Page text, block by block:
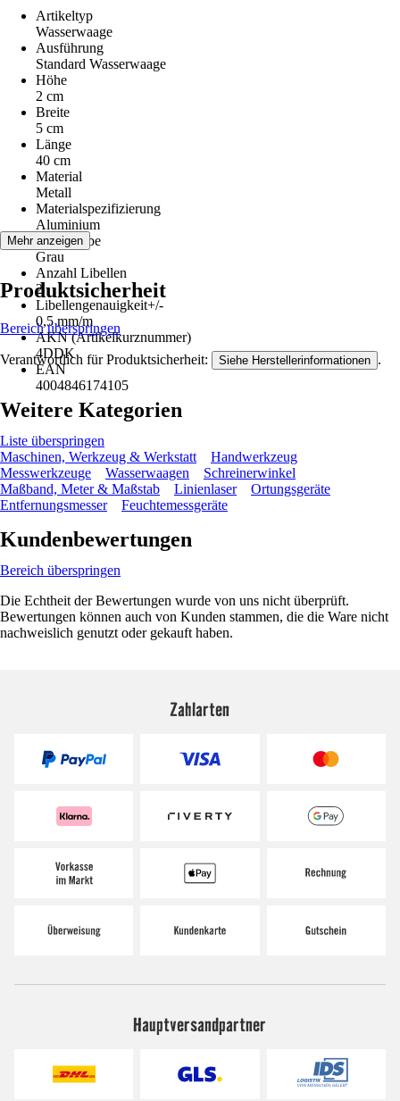
Artikeltyp
Wasserwaage
Ausführung
Standard Wasserwaage
Höhe
2 cm
Breite
5 cm
Länge
40 cm
Material
Metall
Materialspezifizierung
Aluminium
Grundfarbe
Grau
Anzahl Libellen
2
Libellengenauigkeit+/-
0,5 mm/m
AKN (Artikelkurznummer)
4DDK
EAN
4004846174105
Mehr anzeigen
Produktsicherheit
Bereich überspringen
Verantwortlich für Produktsicherheit: Siehe Herstellerinformationen .
Weitere Kategorien
Liste überspringen
Maschinen, Werkzeug & Werkstatt
Handwerkzeug
Messwerkzeuge
Wasserwaagen
Schreinerwinkel
Maßband, Meter & Maßstab
Linienlaser
Ortungsgeräte
Entfernungsmesser
Feuchtemessgeräte
Kundenbewertungen
Bereich überspringen
Die Echtheit der Bewertungen wurde von uns nicht überprüft.
Bewertungen können auch von Kunden stammen, die die Ware nicht
nachweislich genutzt oder gekauft haben.
Zahlarten
Hauptversandpartner